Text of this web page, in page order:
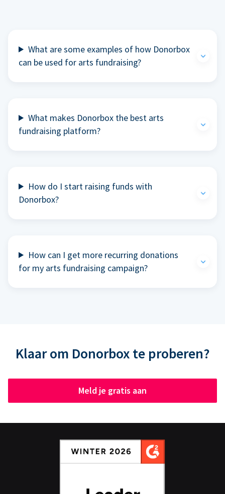
What are some examples of how Donorbox
can be used for arts fundraising?
What makes Donorbox the best arts
fundraising platform?
How do I start raising funds with
Donorbox?
How can I get more recurring donations
for my arts fundraising campaign?
Klaar om Donorbox te proberen?
Meld je gratis aan